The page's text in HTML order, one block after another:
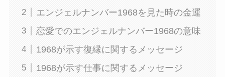
エンジェルナンバー1968を見た時の金運
恋愛でのエンジェルナンバー1968の意味
1968が示す復縁に関するメッセージ
1968が示す仕事に関するメッセージ